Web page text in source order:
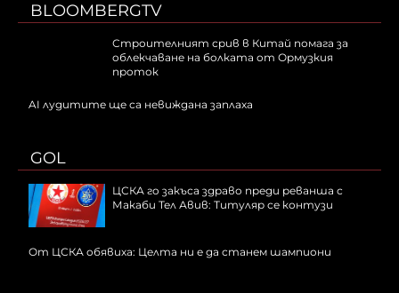
BLOOMBERGTV
Строителният срив в Китай помага за
облекчаване на болката от Ормузкия
проток
AI лудитите ще са невижданa заплаха
GOL
ЦСКА го закъса здраво преди реванша с
Макаби Тел Авив: Титуляр се контузи
От ЦСКА обявиха: Целта ни е да станем шампиони